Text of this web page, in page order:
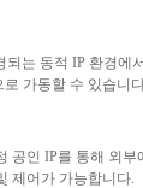
되는 동적 IP 환경에
가동할 수 있습니
공인 IP를 통해 외부
제어가 가능합니다.